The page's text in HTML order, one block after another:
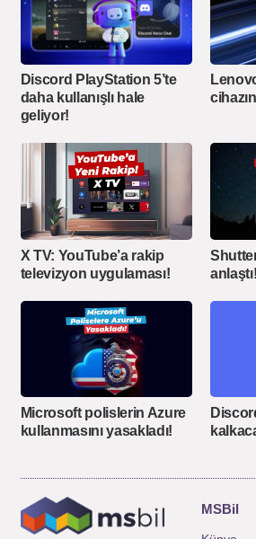
Discord PlayStation 5’te
daha kullanışlı hale
geliyor!
X TV: YouTube’a rakip
televizyon uygulaması!
anlaştı!
Microsoft polislerin Azure
kullanmasını yasakladı!
MSBil